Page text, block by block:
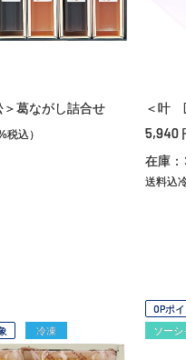
＞葛ながし詰合せ
税込）
＜叶
5,940
在庫
送料込
冷凍
OPポ
ソーシ